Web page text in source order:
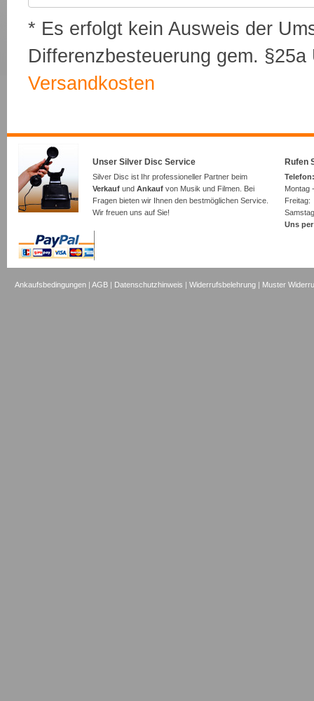
* Es erfolgt kein Ausweis der
Differenzbesteuerung gem.
Versandkosten
Unser Silver Disc Service
Silver Disc ist Ihr professioneller Partner beim
Verkauf und Ankauf von Musik und Filmen. Bei
Fragen bieten wir Ihnen den bestmöglichen Service.
Wir freuen uns auf Sie!
Rufen
Montag
Uns
Ankaufsbedingungen |AGB | Datenschutzhinweis |Widerrufsbelehrung | Muster